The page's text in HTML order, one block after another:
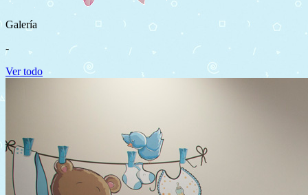
Galería
-
Ver todo